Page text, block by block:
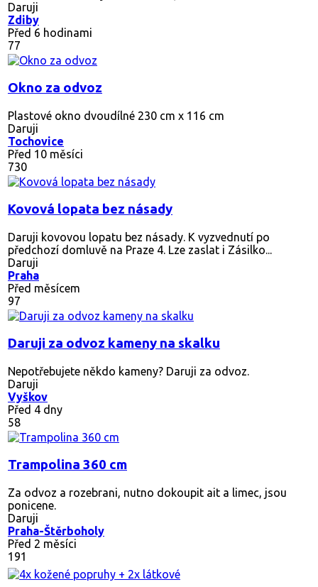
Daruji
Zdiby
Před 6 hodinami
77
Okno za odvoz
Plastové okno dvoudílné 230 cm x 116 cm
Daruji
Tochovice
Před 10 měsíci
730
Kovová lopata bez násady
Daruji kovovou lopatu bez násady. K vyzvednutí po
předchozí domluvě na Praze 4. Lze zaslat i Zásilko...
Daruji
Praha
Před měsícem
97
Daruji za odvoz kameny na skalku
Nepotřebujete někdo kameny? Daruji za odvoz.
Daruji
Vyškov
Před 4 dny
58
Trampolina 360 cm
Za odvoz a rozebrani, nutno dokoupit ait a limec, jsou
ponicene.
Daruji
Praha-Štěrboholy
Před 2 měsíci
191